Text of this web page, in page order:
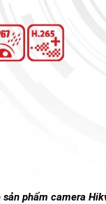
phẩm camera